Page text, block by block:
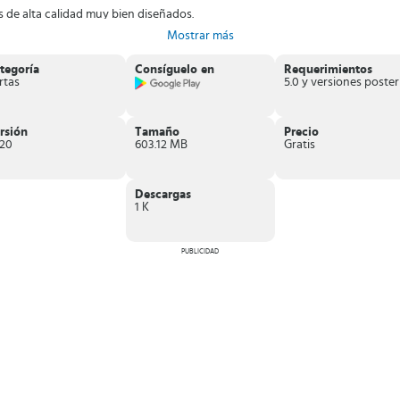
de alta calidad muy bien diseñados.
puedes escalar a través de las batallas JcJ en tiempo real.
Android e iOS, crea tu propio mazo de cartas y elimina a tus enemigos.
Mostrar más
Consíguelo en
Requerimientos
Tamaño
603.12 MB
Precio
Gratis
Descargas
1 K
PUBLICIDAD